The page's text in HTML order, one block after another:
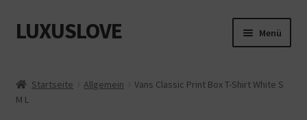
Zur
Navigation
Zum
Inhalt
LUXUSLOVE Menü
Cookie-Richtlinie (EU)
Startseite Allgemein
Vans Classic Print Box T-Shirt White S
M L